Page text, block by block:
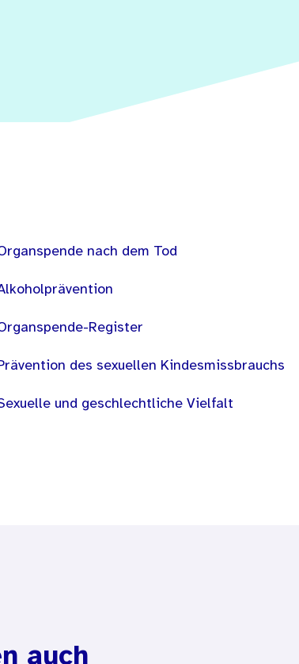
nach dem Tod
Register
des sexuellen Kindesmissbrauchs
und geschlechtliche Vielfalt
auch